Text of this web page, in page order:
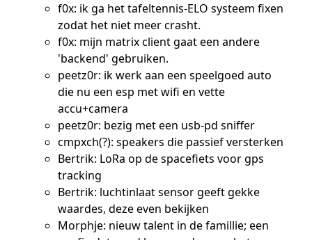
f0x: ik ga het tafeltennis-ELO systeem fixen
zodat het niet meer crasht.
f0x: mijn matrix client gaat een andere
'backend' gebruiken.
peetz0r: ik werk aan een speelgoed auto
die nu een esp met wifi en vette
accu+camera
peetz0r: bezig met een usb-pd sniffer
cmpxch(?): speakers die passief versterken
Bertrik: LoRa op de spacefiets voor gps
tracking
Bertrik: luchtinlaat sensor geeft gekke
waardes, deze even bekijken
Morphje: nieuw talent in de famillie; een